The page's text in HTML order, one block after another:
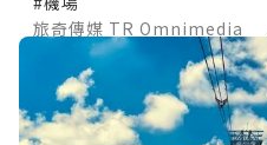
旅奇傳媒 TR Omnimedia